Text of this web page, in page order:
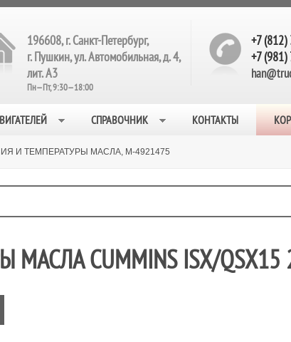
196608, г. Санкт-Петербург,
г. Пушкин, ул. Автомобильная, д. 4,
лит. А3
Пн—Пт, 9:30—18:00
+7
+7
СПРАВОЧНИК КОНТАКТЫ
И ТЕМПЕРАТУРЫ МАСЛА, M-4921475
CUMMINS ISX/QSX15